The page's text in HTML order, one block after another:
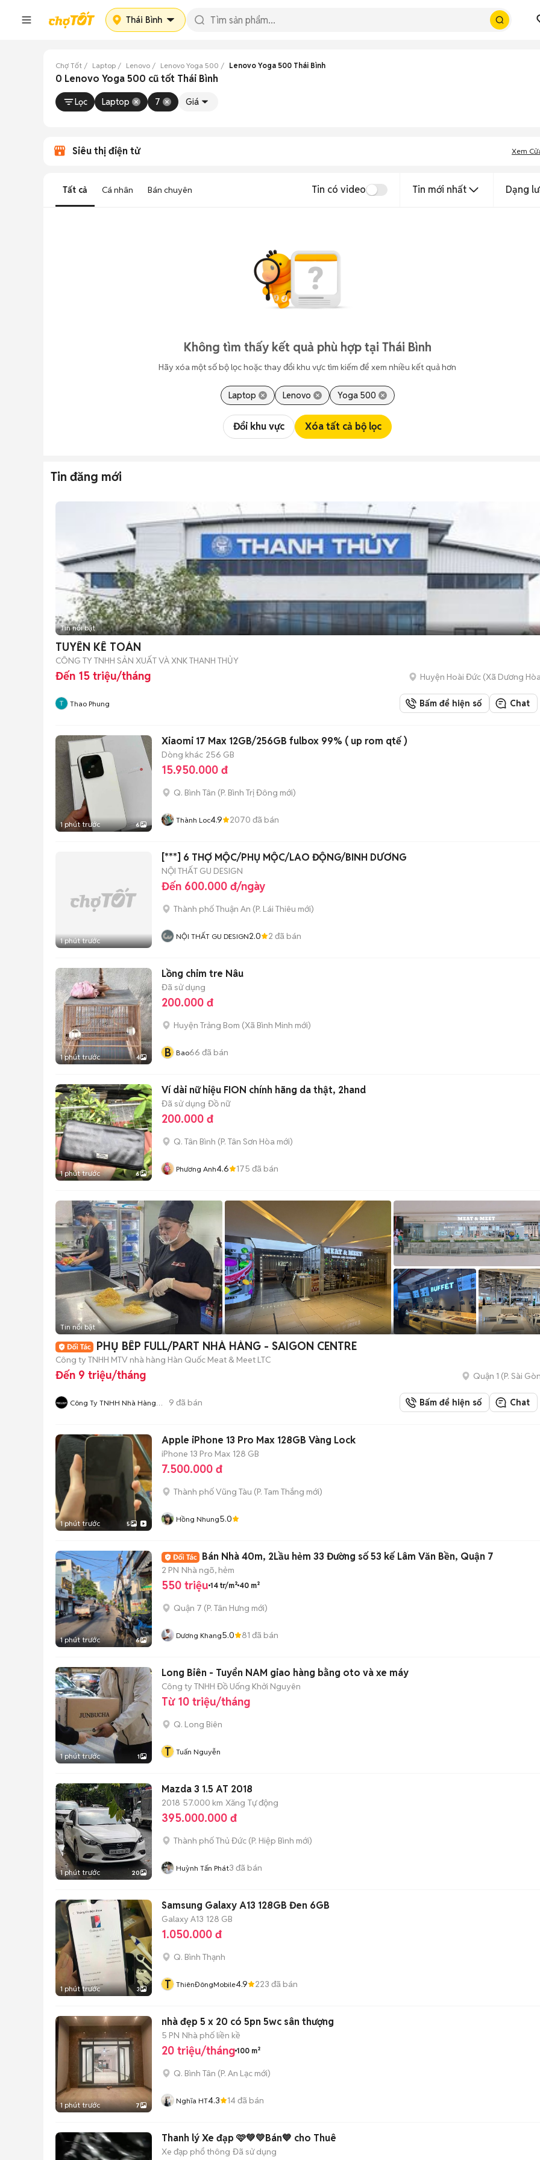
Thái Bình
Chợ Tốt Laptop Lenovo Lenovo Yoga 500 Lenovo Yoga 500 Thái Bình
0 Lenovo Yoga 500 cũ tốt Thái Bình
Lọc Laptop 7 Giá
Siêu thị điện tử Xem
Tất cả Cá nhân Bán chuyên Tin có video Tin mới nhất Dạng
Không tìm thấy kết quả phù hợp tại Thái Bình
Hãy xóa một số bộ lọc hoặc thay đổi khu vực tìm kiếm để xem nhiều kết quả hơn
Laptop Lenovo Yoga 500
Đổi khu vực Xóa tất cả bộ lọc
Tin đăng mới
Tin nổi bật
TUYỂN KẾ TOÁN
CÔNG TY TNHH SẢN XUẤT VÀ XNK THANH THỦY
Đến 15 triệu/tháng Huyện Hoài Đức (Xã Dương
Thao Phung Bấm để hiện số Chat
1 phút trước 6
Xiaomi 17 Max 12GB/256GB fulbox 99% ( up rom qtế )
Dòng khác 256 GB
15.950.000 đ
Q. Bình Tân (P. Bình Trị Đông mới)
Thành Loc4.9 2070 đã bán
1 phút trước
[***] 6 THỢ MỘC/PHỤ MỘC/LAO ĐỘNG/BINH DƯƠNG
NỘI THẤT GU DESIGN
Đến 600.000 đ/ngày
Thành phố Thuận An (P. Lái Thiêu mới)
NỘI THẤT GU DESIGN2.0 2 đã bán
1 phút trước 4
Lồng chim tre Nâu
Đã sử dụng
200.000 đ
Huyện Trảng Bom (Xã Bình Minh mới)
B Bao66 đã bán
1 phút trước 6
Ví dài nữ hiệu FION chính hãng da thật, 2hand
Đã sử dụng Đồ nữ
200.000 đ
Q. Tân Bình (P. Tân Sơn Hòa mới)
Phương Anh4.6 175 đã bán
Tin nổi bật
PHỤ BẾP FULL/PART NHÀ HÀNG - SAIGON CENTRE
Công ty TNHH MTV nhà hàng Hàn Quốc Meat & Meet LTC
Đến 9 triệu/tháng Quận 1 (P. Sài
Công Ty TNHH Nhà Hàng
9 đã bán Bấm để hiện số Chat
1 phút trước 5
Apple iPhone 13 Pro Max 128GB Vàng Lock
iPhone 13 Pro Max 128 GB
7.500.000 đ
Thành phố Vũng Tàu (P. Tam Thắng mới)
Hồng Nhung5.0
1 phút trước 6
Bán Nhà 40m, 2Lầu hẻm 33 Đường số 53 kế Lâm Văn Bền, Quận 7
2 PN Nhà ngõ, hẻm
550 triệu 14 tr/m² 40 m²
Quận 7 (P. Tân Hưng mới)
Dương Khang5.0 81 đã bán
1 phút trước 1
Long Biên - Tuyển NAM giao hàng bằng oto và xe máy
Công ty TNHH Đồ Uống Khởi Nguyên
Từ 10 triệu/tháng
Q. Long Biên
T Tuấn Nguyễn
1 phút trước 20
Mazda 3 1.5 AT 2018
2018 57.000 km Xăng Tự động
395.000.000 đ
Thành phố Thủ Đức (P. Hiệp Bình mới)
Huỳnh Tấn Phát3 đã bán
1 phút trước 3
Samsung Galaxy A13 128GB Đen 6GB
Galaxy A13 128 GB
1.050.000 đ
Q. Bình Thạnh
T ThiênĐôngMobile4.9 223 đã bán
1 phút trước 7
nhà đẹp 5 x 20 có 5pn 5wc sân thượng
5 PN Nhà phố liền kề
20 triệu/tháng 100 m²
Q. Bình Tân (P. An Lạc mới)
Nghĩa HT4.3 14đã bán
Thanh lý Xe đạp 🩷💚💛Bán💙 cho Thuê
Xe đạp phổ thông Đã sử dụng